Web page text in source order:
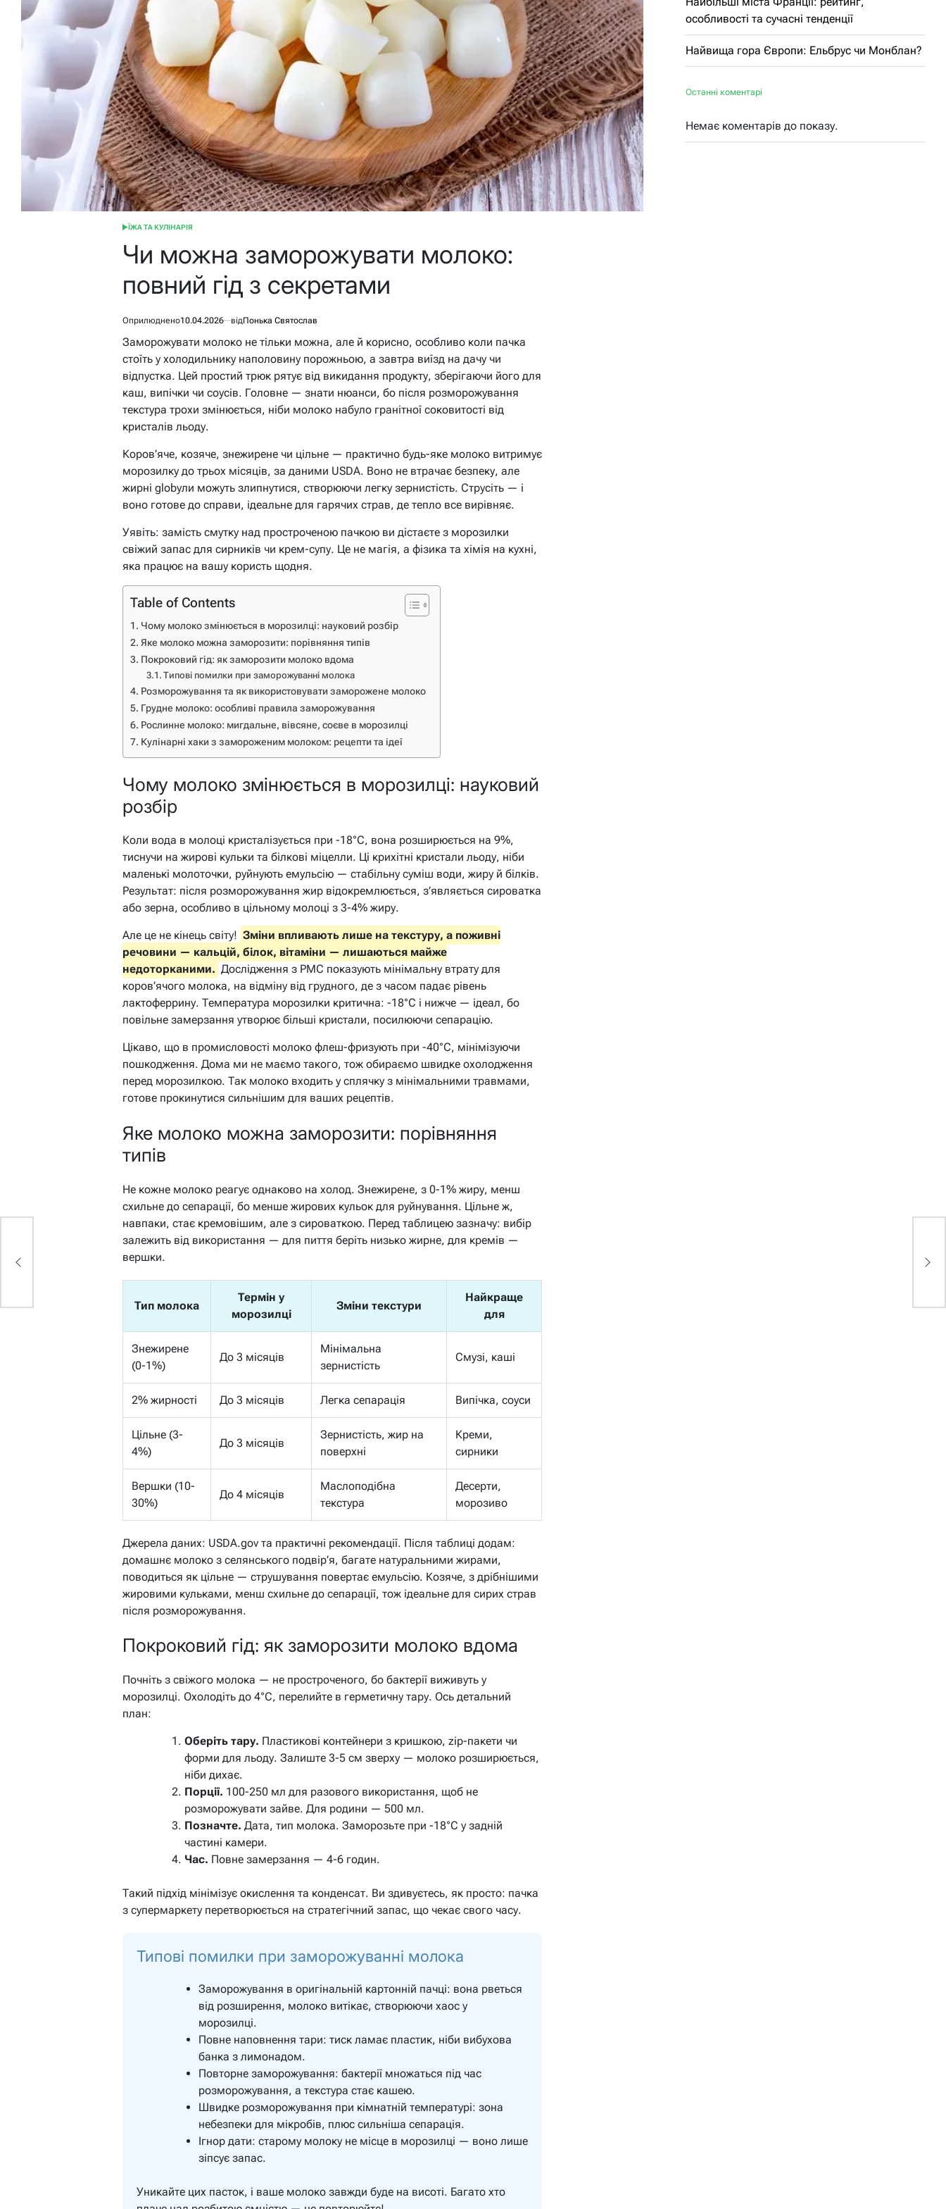
ОПУБЛІКУВАТИ
ЇЖА ТА КУЛІНАРІЯ
Чи можна заморожувати молоко:
повний гід з секретами
Оприлюднено10.04.2026 відПонька Святослав
Заморожувати молоко не тільки можна, але й корисно, особливо коли пачка
стоїть у холодильнику наполовину порожньою, а завтра виїзд на дачу чи
відпустка. Цей простий трюк рятує від викидання продукту, зберігаючи його для
каш, випічки чи соусів. Головне — знати нюанси, бо після розморожування
текстура трохи змінюється, ніби молоко набуло гранітної соковитості від
кристалів льоду.
Коров’яче, козяче, знежирене чи цільне — практично будь-яке молоко витримує
морозилку до трьох місяців, за даними USDA. Воно не втрачає безпеку, але
жирні globули можуть злипнутися, створюючи легку зернистість. Струсіть — і
воно готове до справи, ідеальне для гарячих страв, де тепло все вирівняє.
Уявіть: замість смутку над простроченою пачкою ви дістаєте з морозилки
свіжий запас для сирників чи крем-супу. Це не магія, а фізика та хімія на кухні,
яка працює на вашу користь щодня.
Table of Contents
Чому молоко змінюється в морозилці: науковий розбір
Яке молоко можна заморозити: порівняння типів
Покроковий гід: як заморозити молоко вдома
Типові помилки при заморожуванні молока
Розморожування та як використовувати заморожене молоко
Грудне молоко: особливі правила заморожування
Рослинне молоко: мигдальне, вівсяне, соєве в морозилці
Кулінарні хаки з замороженим молоком: рецепти та ідеї
Чому молоко змінюється в морозилці: науковий
розбір
Коли вода в молоці кристалізується при -18°C, вона розширюється на 9%,
тиснучи на жирові кульки та білкові міцелли. Ці крихітні кристали льоду, ніби
маленькі молоточки, руйнують емульсію — стабільну суміш води, жиру й білків.
Результат: після розморожування жир відокремлюється, з’являється сироватка
або зерна, особливо в цільному молоці з 3-4% жиру.
Але це не кінець світу! Зміни впливають лише на текстуру, а поживні
речовини — кальцій, білок, вітаміни — лишаються майже
недоторканими. Дослідження з PMC показують мінімальну втрату для
коров’ячого молока, на відміну від грудного, де з часом падає рівень
лактоферрину. Температура морозилки критична: -18°C і нижче — ідеал, бо
повільне замерзання утворює більші кристали, посилюючи сепарацію.
Цікаво, що в промисловості молоко флеш-фризують при -40°C, мінімізуючи
пошкодження. Дома ми не маємо такого, тож обираємо швидке охолодження
перед морозилкою. Так молоко входить у сплячку з мінімальними травмами,
готове прокинутися сильнішим для ваших рецептів.
Яке молоко можна заморозити: порівняння
типів
Не кожне молоко реагує однаково на холод. Знежирене, з 0-1% жиру, менш
схильне до сепарації, бо менше жирових кульок для руйнування. Цільне ж,
навпаки, стає кремовішим, але з сироваткою. Перед таблицею зазначу: вибір
залежить від використання — для пиття беріть низько жирне, для кремів —
вершки.
Тип молока
Термін у
морозилці
Зміни текстури
Найкраще
для
Знежирене
(0-1%)
До 3 місяців
Мінімальна
зернистість
Смузі, каші
2% жирності До 3 місяців Легка сепарація Випічка, соуси
Цільне (3-
4%)
До 3 місяців
Зернистість, жир на
поверхні
Креми,
сирники
Вершки (10-
30%)
До 4 місяців
Маслоподібна
текстура
Десерти,
морозиво
Джерела даних: USDA.gov та практичні рекомендації. Після таблиці додам:
домашнє молоко з селянського подвір’я, багате натуральними жирами,
поводиться як цільне — струшування повертає емульсію. Козяче, з дрібнішими
жировими кульками, менш схильне до сепарації, тож ідеальне для сирих страв
після розморожування.
Покроковий гід: як заморозити молоко вдома
Почніть з свіжого молока — не простроченого, бо бактерії виживуть у
морозилці. Охолодіть до 4°C, перелийте в герметичну тару. Ось детальний
план:
Оберіть тару. Пластикові контейнери з кришкою, zip-пакети чи
форми для льоду. Залиште 3-5 см зверху — молоко розширюється,
ніби дихає.
Порції. 100-250 мл для разового використання, щоб не
розморожувати зайве. Для родини — 500 мл.
Позначте. Дата, тип молока. Заморозьте при -18°C у задній
частині камери.
Час. Повне замерзання — 4-6 годин.
Такий підхід мінімізує окислення та конденсат. Ви здивуєтесь, як просто: пачка
з супермаркету перетворюється на стратегічний запас, що чекає свого часу.
Типові помилки при заморожуванні молока
Заморожування в оригінальній картонній пачці: вона рветься
від розширення, молоко витікає, створюючи хаос у
морозилці.
Повне наповнення тари: тиск ламає пластик, ніби вибухова
банка з лимонадом.
Повторне заморожування: бактерії множаться під час
розморожування, а текстура стає кашею.
Швидке розморожування при кімнатній температурі: зона
небезпеки для мікробів, плюс сильніша сепарація.
Ігнор дати: старому молоку не місце в морозилці — воно лише
зіпсує запас.
Уникайте цих пасток, і ваше молоко завжди буде на висоті. Багато хто
особливості та сучасні тенденції
Найвища гора Європи: Ельбрус чи Монблан?
Останні коментарі
Немає коментарів до показу.